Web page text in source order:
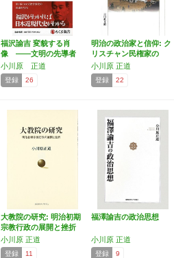
福沢諭吉 変貌する肖
像 ――文明の先導者
から…
小川原 正道
登録 26
明治の政治家と信仰: ク
リスチャン民権家の
肖…
小川原 正道
登録 22
大教院の研究: 明治初期
宗教行政の展開と挫折
小川原 正道
登録 11
福澤諭吉の政治思想
小川原 正道
登録 9